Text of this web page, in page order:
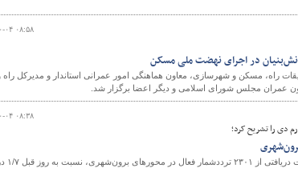
۱۴۰۰-۱۰-
در اجرای نهضت ملی مسکن
راه، مسکن و شهرسازی، معاون هماهنگی امور عمرانی استاندار و مدیرکل راه
عمران مجلس شورای اسلامی و دیگر اعضا برگزار شد.
۱۴۰۰-۱۰-
دی را تشریح کرد؛
در شبانه ‌روز گذشته،